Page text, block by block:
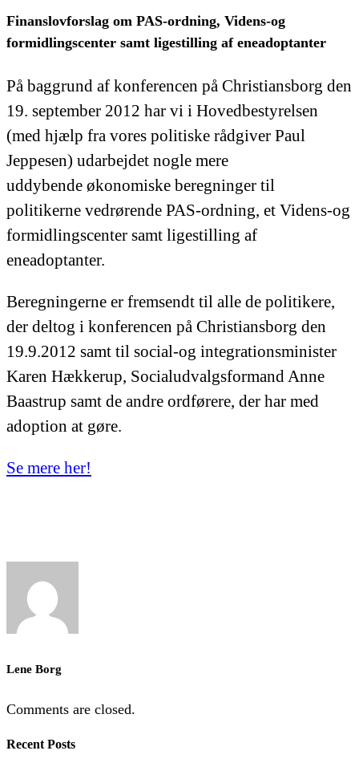
Finanslovforslag om PAS-ordning, Videns-og
formidlingscenter samt ligestilling af eneadoptanter
På baggrund af konferencen på Christiansborg den
19. september 2012 har vi i Hovedbestyrelsen
(med hjælp fra vores politiske rådgiver Paul
Jeppesen) udarbejdet nogle mere
uddybende økonomiske beregninger til
politikerne vedrørende PAS-ordning, et Videns-og
formidlingscenter samt ligestilling af
eneadoptanter.
Beregningerne er fremsendt til alle de politikere,
der deltog i konferencen på Christiansborg den
19.9.2012 samt til social-og integrationsminister
Karen Hækkerup, Socialudvalgsformand Anne
Baastrup samt de andre ordførere, der har med
adoption at gøre.
Se mere her!
Lene Borg
Comments are closed.
Recent Posts